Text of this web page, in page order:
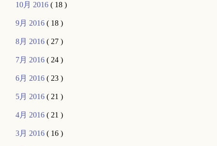
10月 2016( 18 )
9月 2016( 18 )
8月 2016( 27 )
7月 2016( 24 )
6月 2016( 23 )
5月 2016( 21 )
4月 2016( 21 )
3月 2016( 16 )